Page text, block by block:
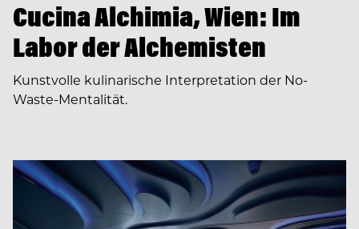
Cucina Alchimia, Wien: Im
Labor der Alchemisten
Kunstvolle kulinarische Interpretation der No-
Waste-Mentalität.